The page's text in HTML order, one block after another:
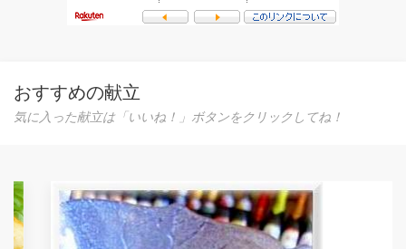
おすすめの献立
気に入った献立は「いいね！」ボタンをクリックしてね！